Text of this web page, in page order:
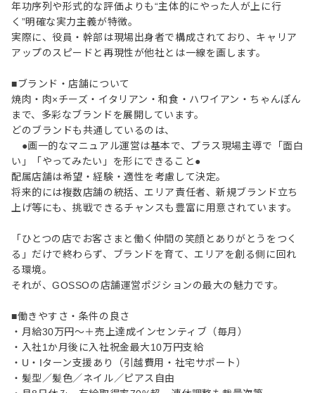
年功序列や形式的な評価よりも“主体的にやった人が上に行
く”明確な実力主義が特徴。
実際に、役員・幹部は現場出身者で構成されており、キャリア
アップのスピードと再現性が他社とは一線を画します。
■ブランド・店舗について
焼肉・肉×チーズ・イタリアン・和食・ハワイアン・ちゃんぽん
まで、多彩なブランドを展開しています。
どのブランドも共通しているのは、
●画一的なマニュアル運営は基本で、プラス現場主導で「面白
い」「やってみたい」を形にできること●
配属店舗は希望・経験・適性を考慮して決定。
将来的には複数店舗の統括、エリア責任者、新規ブランド立ち
上げ等にも、挑戦できるチャンスも豊富に用意されています。
「ひとつの店でお客さまと働く仲間の笑顔とありがとうをつく
る」だけで終わらず、ブランドを育て、エリアを創る側に回れ
る環境。
それが、GOSSOの店舗運営ポジションの最大の魅力です。
■働きやすさ・条件の良さ
・月給30万円～＋売上達成インセンティブ（毎月）
・入社1か月後に入社祝金最大10万円支給
・U・Iターン支援あり（引越費用・社宅サポート）
・髪型／髪色／ネイル／ピアス自由